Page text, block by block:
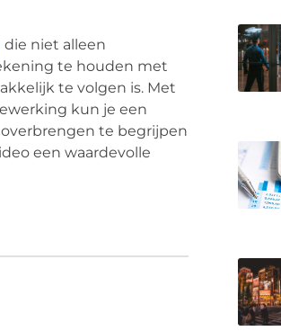
die niet alleen
te houden met
te volgen is. Met
kun je een
te begrijpen
een waardevolle